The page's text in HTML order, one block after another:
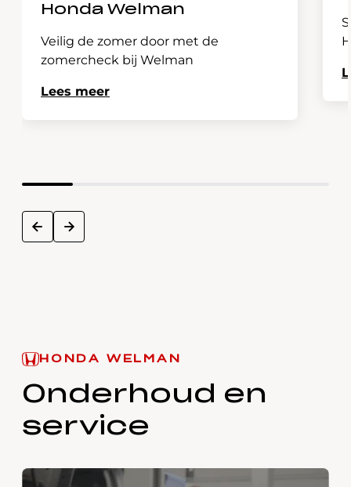
Honda Welman
Veilig de zomer door met de
zomercheck bij Welman
Lees meer
prev next
HONDA WELMAN
Onderhoud en
service